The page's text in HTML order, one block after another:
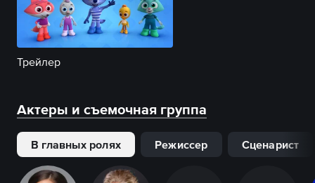
Трейлер
Актеры и съемочная группа
В главных ролях Режиссер Сценарист